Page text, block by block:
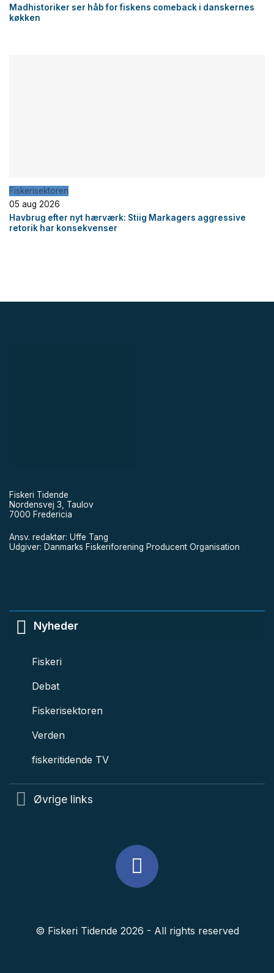
Madhistoriker ser håb for fiskens comeback i danskernes
køkken
Fiskerisektoren
05 aug 2026
Havbrug efter nyt hærværk: Stiig Markagers aggressive
retorik har konsekvenser
Fiskeri Tidende
Nordensvej 3, Taulov
7000 Fredericia
Ansv. redaktør: Uffe Tang
Udgiver: Danmarks Fiskeriforening Producent Organisation
Nyheder
Fiskeri
Debat
Fiskerisektoren
Verden
fiskeritidende TV
Øvrige links
© Fiskeri Tidende 2026 - All rights reserved